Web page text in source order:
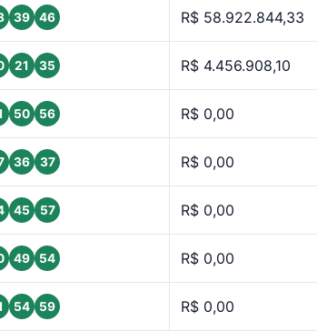
39 46 R$ 58.922.844,33
21 35 R$ 4.456.908,10
50 56 R$ 0,00
36 37 R$ 0,00
45 57 R$ 0,00
49 54 R$ 0,00
54 59 R$ 0,00